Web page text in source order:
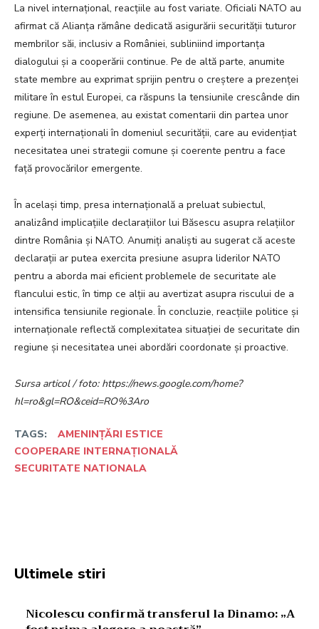
La nivel internațional, reacțiile au fost variate. Oficiali NATO au
afirmat că Alianța rămâne dedicată asigurării securității tuturor
membrilor săi, inclusiv a României, subliniind importanța
dialogului și a cooperării continue. Pe de altă parte, anumite
state membre au exprimat sprijin pentru o creștere a prezenței
militare în estul Europei, ca răspuns la tensiunile crescânde din
regiune. De asemenea, au existat comentarii din partea unor
experți internaționali în domeniul securității, care au evidențiat
necesitatea unei strategii comune și coerente pentru a face
față provocărilor emergente.
În același timp, presa internațională a preluat subiectul,
analizând implicațiile declarațiilor lui Băsescu asupra relațiilor
dintre România și NATO. Anumiți analiști au sugerat că aceste
declarații ar putea exercita presiune asupra liderilor NATO
pentru a aborda mai eficient problemele de securitate ale
flancului estic, în timp ce alții au avertizat asupra riscului de a
intensifica tensiunile regionale. În concluzie, reacțiile politice și
internaționale reflectă complexitatea situației de securitate din
regiune și necesitatea unei abordări coordonate și proactive.
Sursa articol / foto: https://news.google.com/home?
hl=ro&gl=RO&ceid=RO%3Aro
TAGS:
AMENINȚĂRI ESTICE
COOPERARE INTERNAȚIONALĂ
SECURITATE NATIONALA
Ultimele stiri
Nicolescu confirmă transferul la Dinamo: „A